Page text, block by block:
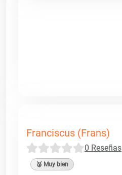
Franciscus (Frans)
0 Reseñas
🥈 Muy bien